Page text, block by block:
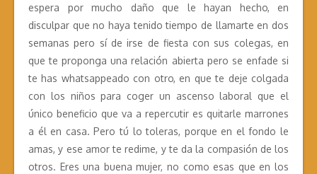
espera por mucho daño que le hayan hecho, en
disculpar que no haya tenido tiempo de llamarte en dos
semanas pero sí de irse de fiesta con sus colegas, en
que te proponga una relación abierta pero se enfade si
te has whatsappeado con otro, en que te deje colgada
con los niños para coger un ascenso laboral que el
único beneficio que va a repercutir es quitarle marrones
a él en casa. Pero tú lo toleras, porque en el fondo le
amas, y ese amor te redime, y te da la compasión de los
otros. Eres una buena mujer, no como esas que en los